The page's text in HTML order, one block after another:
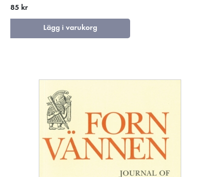
85 kr
Lägg i varukorg